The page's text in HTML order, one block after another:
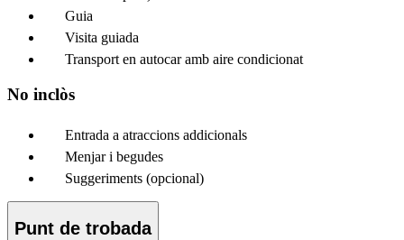
Guia
Visita guiada
Transport en autocar amb aire condicionat
No inclòs
Entrada a atraccions addicionals
Menjar i begudes
Suggeriments (opcional)
Punt de trobada